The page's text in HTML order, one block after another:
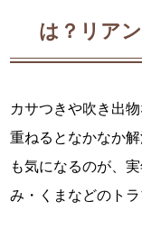
は？リア
カサつきや吹き出
重ねるとなかなか
も気になるのが、
み・くまなどのト